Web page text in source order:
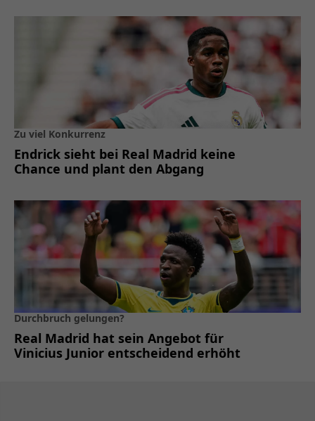
Zu viel Konkurrenz
Endrick sieht bei Real Madrid keine
Chance und plant den Abgang
Durchbruch gelungen?
Real Madrid hat sein Angebot für
Vinicius Junior entscheidend erhöht